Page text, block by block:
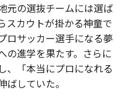
元の選抜チームには選ば
スカウトが掛かる神童で
ロサッカー選手になる夢
の進学を果たす。さらに
、「本当にプロになれる
していた。